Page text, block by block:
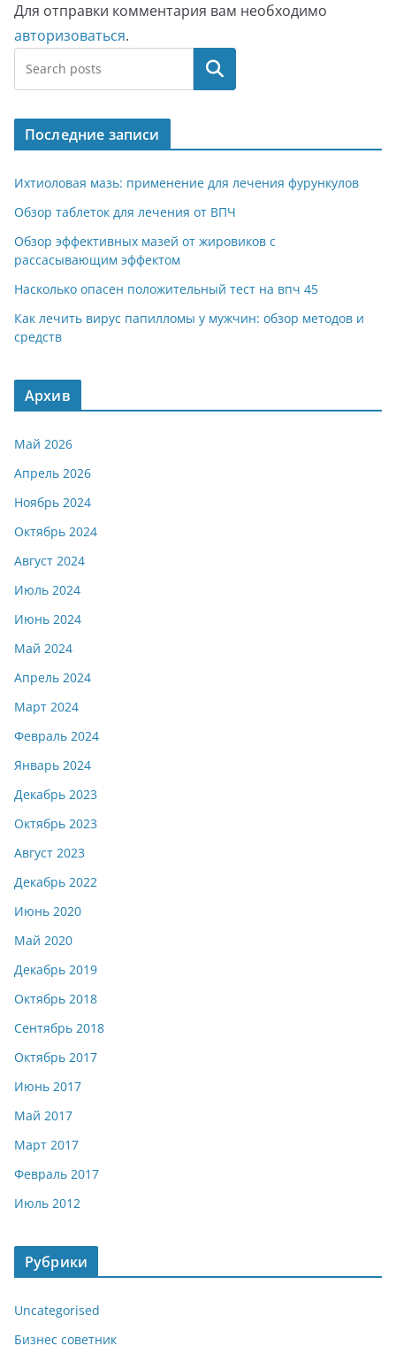
Для отправки комментария вам необходимо
авторизоваться.
Поиск
Последние записи
Ихтиоловая мазь: применение для лечения фурункулов
Обзор таблеток для лечения от ВПЧ
Обзор эффективных мазей от жировиков с
рассасывающим эффектом
Насколько опасен положительный тест на впч 45
Как лечить вирус папилломы у мужчин: обзор методов и
средств
Архив
Май 2026
Апрель 2026
Ноябрь 2024
Октябрь 2024
Август 2024
Июль 2024
Июнь 2024
Май 2024
Апрель 2024
Март 2024
Февраль 2024
Январь 2024
Декабрь 2023
Октябрь 2023
Август 2023
Декабрь 2022
Июнь 2020
Май 2020
Декабрь 2019
Октябрь 2018
Сентябрь 2018
Октябрь 2017
Июнь 2017
Май 2017
Март 2017
Февраль 2017
Июль 2012
Рубрики
Uncategorised
Бизнес советник